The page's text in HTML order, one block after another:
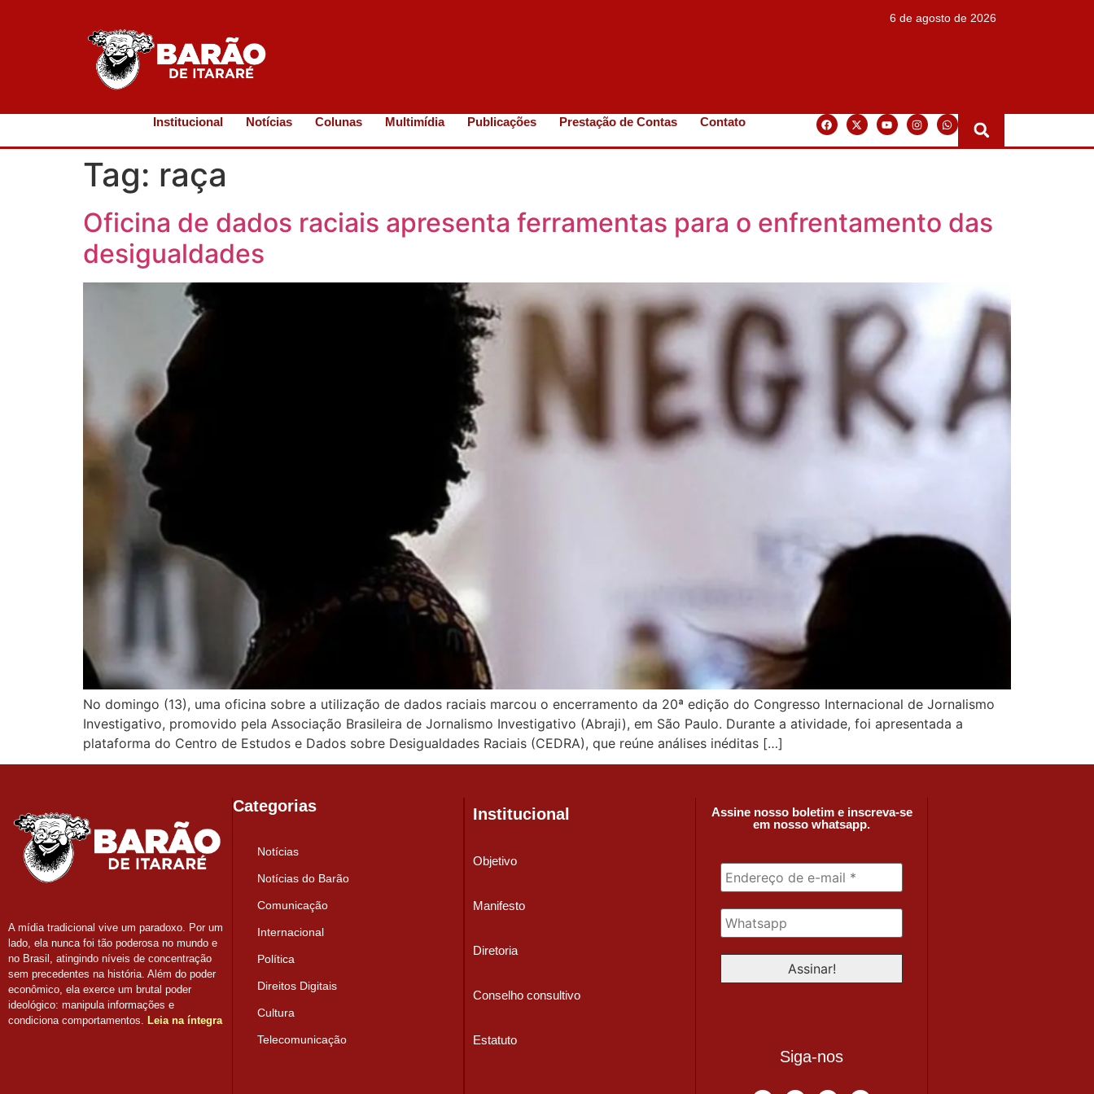
6 de agosto de 2026
Institucional Notícias Colunas Multimídia Publicações Prestação de Contas Contato
Tag: raça
Oficina de dados raciais apresenta ferramentas para o enfrentamento das
desigualdades
No domingo (13), uma oficina sobre a utilização de dados raciais marcou o encerramento da 20ª edição do Congresso Internacional de Jornalismo
Investigativo, promovido pela Associação Brasileira de Jornalismo Investigativo (Abraji), em São Paulo. Durante a atividade, foi apresentada a
plataforma do Centro de Estudos e Dados sobre Desigualdades Raciais (CEDRA), que reúne análises inéditas […]
A mídia tradicional vive um paradoxo. Por um
lado, ela nunca foi tão poderosa no mundo e
no Brasil, atingindo níveis de concentração
sem precedentes na história. Além do poder
econômico, ela exerce um brutal poder
ideológico: manipula informações e
condiciona comportamentos.
Leia na íntegra
Categorias
Notícias
Notícias do Barão
Comunicação
Internacional
Política
Direitos Digitais
Cultura
Telecomunicação
Institucional
Objetivo
Manifesto
Diretoria
Conselho consultivo
Estatuto
Assine nosso boletim e inscreva-se
em nosso whatsapp.
Siga-nos